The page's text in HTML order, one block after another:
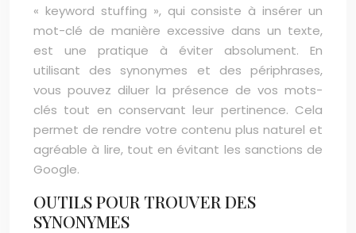
« keyword stuffing », qui consiste à insérer un
mot-clé de manière excessive dans un texte,
est une pratique à éviter absolument. En
utilisant des synonymes et des périphrases,
vous pouvez diluer la présence de vos mots-
clés tout en conservant leur pertinence. Cela
permet de rendre votre contenu plus naturel et
agréable à lire, tout en évitant les sanctions de
Google.
OUTILS POUR TROUVER DES
SYNONYMES